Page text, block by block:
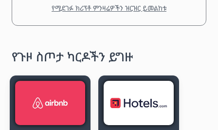
የሚደገፉ ክሪፕቶ ምንዛሬዎችን ዝርዝር ይመልከቱ
የጉዞ ስጦታ ካርዶችን ይግዙ